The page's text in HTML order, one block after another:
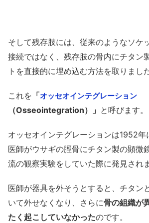
そして残存肢には、従来のようなソケ
接続ではなく、残存肢の骨内にチタン
トを直接的に埋め込む方法を取りました
これを 「オッセオインテグレーション
（Osseointegration）」 と呼びます。
オッセオインテグレーションは1952年
医師がウサギの脛骨にチタン製の顕微
流の観察実験をしていた際に発見され
医師が器具を外そうとすると、チタン
いて外せなくなり、さらに骨の組織が
たく起こしていなかったのです。